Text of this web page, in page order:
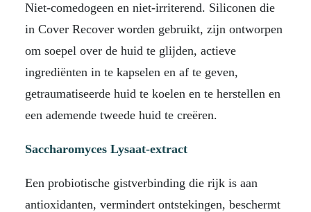
Niet-comedogeen en niet-irriterend. Siliconen die
in Cover Recover worden gebruikt, zijn ontworpen
om soepel over de huid te glijden, actieve
ingrediënten in te kapselen en af ​​te geven,
getraumatiseerde huid te koelen en te herstellen en
een ademende tweede huid te creëren.
Saccharomyces Lysaat-extract
Een probiotische gistverbinding die rijk is aan
antioxidanten, vermindert ontstekingen, beschermt